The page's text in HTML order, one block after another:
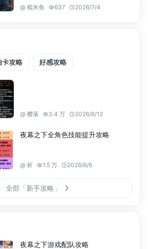
@ 糯米鱼 637 2026/7/4
卡攻略 好感攻略
@ 樱落 3.4 万 2026/6/12
夜幕之下全角色技能提升攻略
@ 析 1.5 万 2026/6/6
全部「新手攻略」
夜幕之下游戏配队攻略